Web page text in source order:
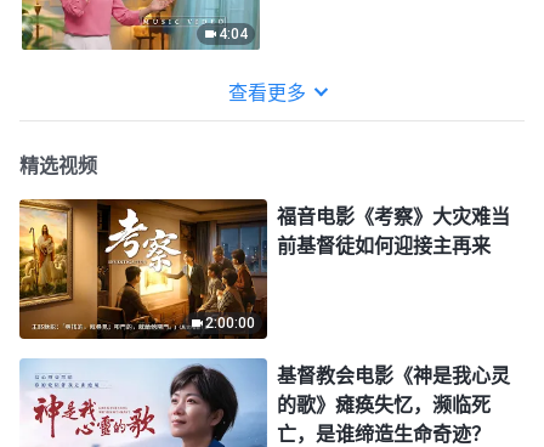
4:04
查看更多
精选视频
2:00:00
福音电影《考察》大灾难当
前基督徒如何迎接主再来
基督教会电影《神是我心灵
的歌》瘫痪失忆，濒临死
亡，是谁缔造生命奇迹？